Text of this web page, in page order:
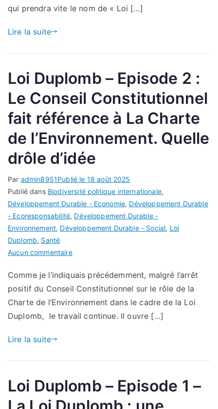
3 :
l’Office
de
Biodiversité
(OFB)
[1]
sont-
elles
infamantes ?
qui prendra vite le nom de « Loi […]
Lire la suite
Loi Duplomb – Episode 2 :
Le Conseil Constitutionnel
fait référence à La Charte
de l’Environnement. Quelle
drôle d’idée
Par admin8951Publié le 18 août 2025
Publié dans Biodiversité politique internationale,
Développement Durable - Economie, Développement Durable
- Ecoresponsabilité, Développement Durable -
Environnement, Développement Durable - Social, Loi
Duplomb, Santé
Aucun commentairesur
Duplomb
–
Episode
2
Constitutionnel
référence
Comme je l’indiquais précédemment, malgré l’arrêt
positif du Conseil Constitutionnel sur le rôle de la
Charte de l’Environnement dans le cadre de la Loi
Duplomb, le travail continue. Il ouvre […]
Lire la suite
Loi Duplomb – Episode 1 –